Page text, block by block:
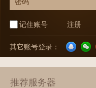
记住账号 注册
其它账号登录：
推荐服务器